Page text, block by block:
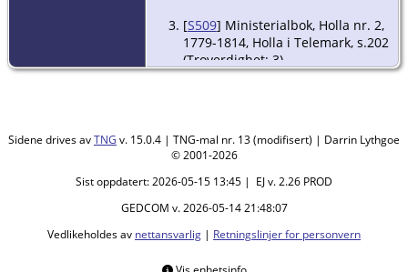
[S509] Ministerialbok, Holla nr. 2,
1779-1814, Holla i Telemark, s.202
(Troverdighet: 3).
Sidene drives avTNG v. 15.0.4 | TNG-mal nr. 13 (modifisert) | Darrin Lythgoe
© 2001-2026
Sist oppdatert: 2026-05-15 13:45 | EJ v. 2.26 PROD
GEDCOM v. 2026-05-14 21:48:07
Vedlikeholdes av nettansvarlig | Retningslinjer for personvern